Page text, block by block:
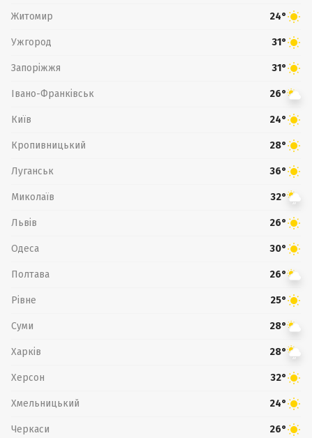
Житомир 24°
Ужгород 31°
Запоріжжя 31°
Івано-Франківськ 26°
Київ 24°
Кропивницький 28°
Луганськ 36°
Миколаїв 32°
Львів 26°
Одеса 30°
Полтава 26°
Рівне 25°
Суми 28°
Харків 28°
Херсон 32°
Хмельницький 24°
Черкаси 26°